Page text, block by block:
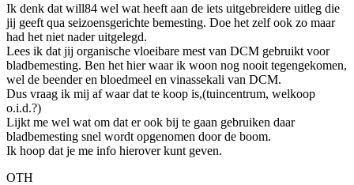
Ik denk dat will84 wel wat heeft aan de iets uitgebreidere uitleg die
jij geeft qua seizoensgerichte bemesting. Doe het zelf ook zo maar
had het niet nader uitgelegd.
Lees ik dat jij organische vloeibare mest van DCM gebruikt voor
bladbemesting. Ben het hier waar ik woon nog nooit tegengekomen,
wel de beender en bloedmeel en vinassekali van DCM.
Dus vraag ik mij af waar dat te koop is,(tuincentrum, welkoop
o.i.d.?)
Lijkt me wel wat om dat er ook bij te gaan gebruiken daar
bladbemesting snel wordt opgenomen door de boom.
Ik hoop dat je me info hierover kunt geven.
OTH